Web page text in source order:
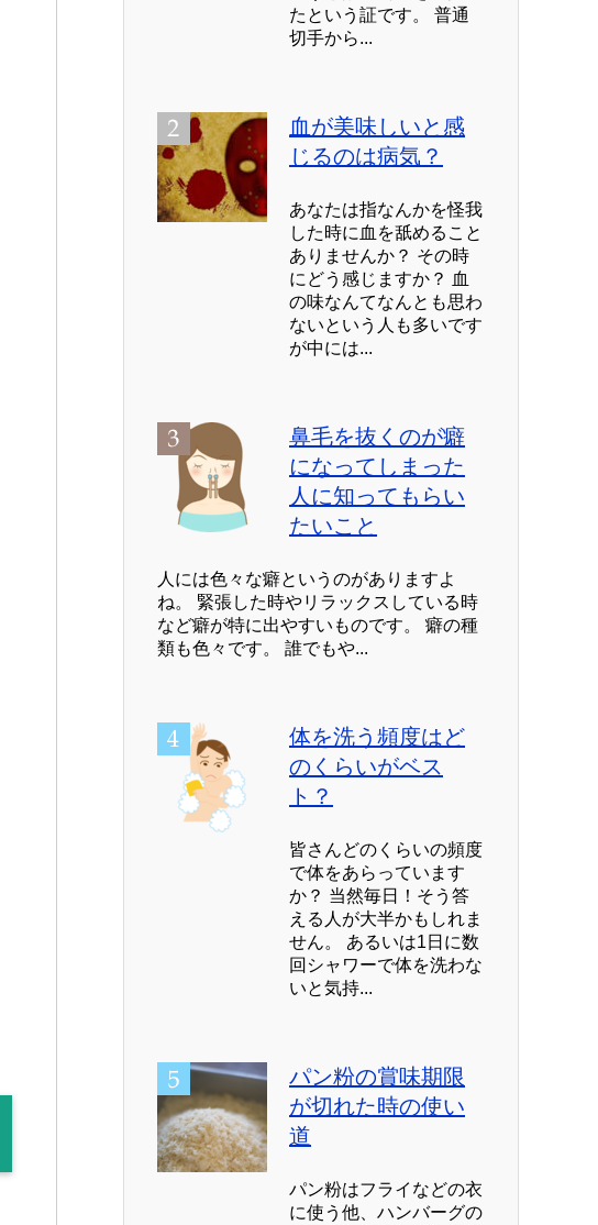
たという証です。 普通
切手から...
血が美味しいと感
じるのは病気？
あなたは指なんかを怪我
した時に血を舐めること
ありませんか？ その時
にどう感じますか？ 血
の味なんてなんとも思わ
ないという人も多いです
が中には...
鼻毛を抜くのが癖
になってしまった
人に知ってもらい
たいこと
人には色々な癖というのがありますよ
ね。 緊張した時やリラックスしている時
など癖が特に出やすいものです。 癖の種
類も色々です。 誰でもや...
体を洗う頻度はど
のくらいがベス
ト？
皆さんどのくらいの頻度
で体をあらっています
か？ 当然毎日！そう答
える人が大半かもしれま
せん。 あるいは1日に数
回シャワーで体を洗わな
いと気持...
パン粉の賞味期限
が切れた時の使い
道
パン粉はフライなどの衣
に使う他、ハンバーグの